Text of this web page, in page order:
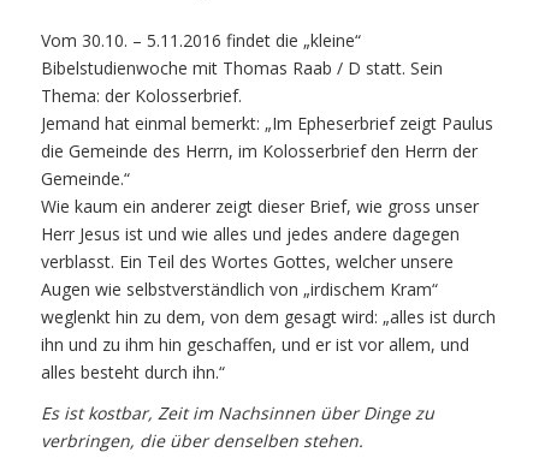
Vom 30.10. – 5.11.2016 findet die „kleine“
Bibelstudienwoche mit Thomas Raab / D statt. Sein
Thema: der Kolosserbrief.
Jemand hat einmal bemerkt: „Im Epheserbrief zeigt Paulus
die Gemeinde des Herrn, im Kolosserbrief den Herrn der
Gemeinde.“
Wie kaum ein anderer zeigt dieser Brief, wie gross unser
Herr Jesus ist und wie alles und jedes andere dagegen
verblasst. Ein Teil des Wortes Gottes, welcher unsere
Augen wie selbstverständlich von „irdischem Kram“
weglenkt hin zu dem, von dem gesagt wird: „alles ist durch
ihn und zu ihm hin geschaffen, und er ist vor allem, und
alles besteht durch ihn.“
Es ist kostbar, Zeit im Nachsinnen über Dinge zu
verbringen, die über denselben stehen.